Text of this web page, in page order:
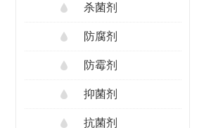
杀菌剂
防腐剂
防霉剂
抑菌剂
抗菌剂